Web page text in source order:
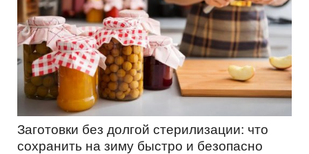
Заготовки без долгой стерилизации: что
сохранить на зиму быстро и безопасно